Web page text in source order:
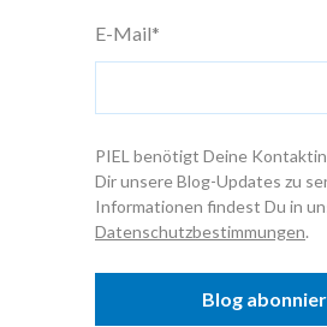
E-Mail*
PIEL benötigt Deine
Dir unsere Blog-Updates zu
Informationen findest Du in
Datenschutzbestimmungen.